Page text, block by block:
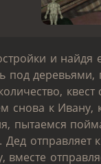
и
под
снова к Ивану,
пытаемся
отправляет
вместе